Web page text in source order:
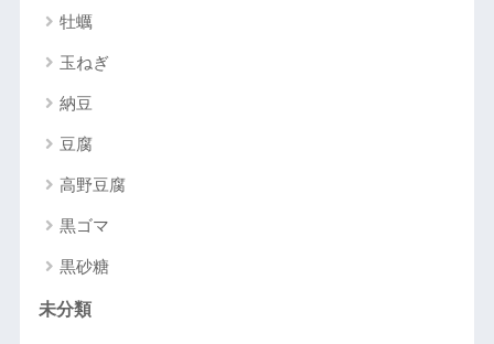
牡蠣
玉ねぎ
納豆
豆腐
高野豆腐
黒ゴマ
黒砂糖
未分類